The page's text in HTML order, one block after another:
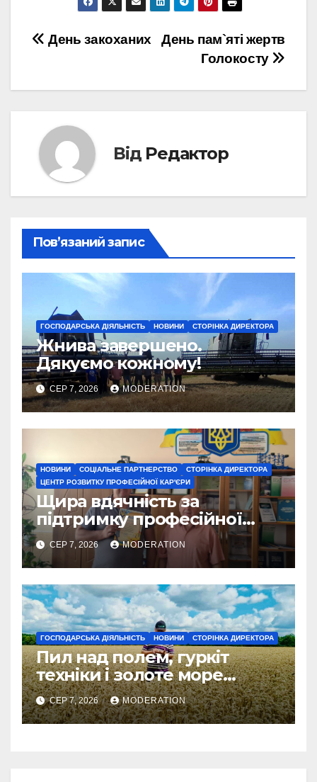
Навігація
День пам`яті жертв
Голокосту
День закоханих
Від Редактор
Пов’язаний запис
ГОСПОДАРСЬКА ДІЯЛЬНІСТЬ НОВИНИ СТОРІНКА ДИРЕКТОРА
Жнива завершено.
Дякуємо кожному!
СЕР 7, 2026 MODERATION
НОВИНИ СОЦІАЛЬНЕ ПАРТНЕРСТВО
СТОРІНКА ДИРЕКТОРА
ЦЕНТР РОЗВИТКУ ПРОФЕСІЙНОЇ КАР'ЄРИ
Щира вдячність за
підтримку професійної
освіти
СЕР 7, 2026 MODERATION
ГОСПОДАРСЬКА ДІЯЛЬНІСТЬ НОВИНИ СТОРІНКА ДИРЕКТОРА
Пил над полем, гуркіт
техніки і золоте море
колосся — так виглядає
справжнє українське літо
СЕР 7, 2026 MODERATION